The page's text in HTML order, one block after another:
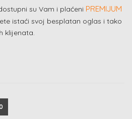
su Vam i plaćeni PREMIJUM
istaći svoj besplatan oglas i tako
klijenata.